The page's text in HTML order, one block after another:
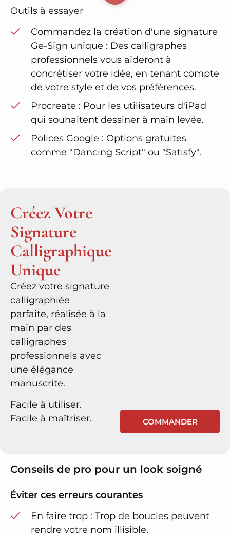
Outils à essayer
Commandez la création d'une signature
Ge-Sign unique : Des calligraphes
professionnels vous aideront à
concrétiser votre idée, en tenant compte
de votre style et de vos préférences.
Procreate : Pour les utilisateurs d'iPad
qui souhaitent dessiner à main levée.
Polices Google : Options gratuites
comme "Dancing Script" ou "Satisfy".
Créez Votre
Signature
Calligraphique
Unique
Créez votre signature
calligraphiée
parfaite, réalisée à la
main par des
calligraphes
professionnels avec
une élégance
manuscrite.
Facile à utiliser.
Facile à maîtriser.
COMMANDER
Conseils de pro pour un look soigné
Éviter ces erreurs courantes
En faire trop : Trop de boucles peuvent
rendre votre nom illisible.